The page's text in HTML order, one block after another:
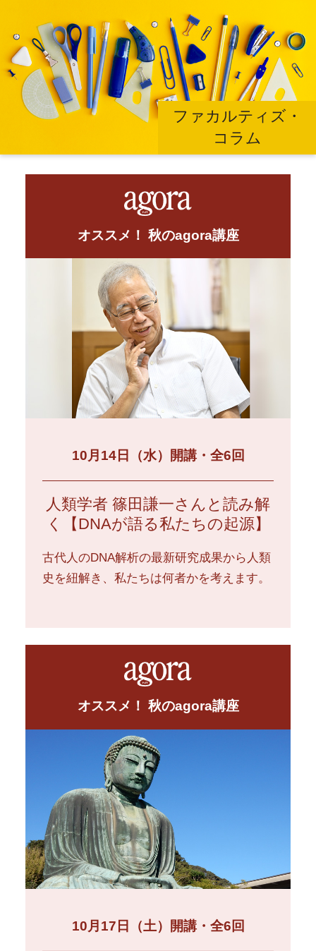
ファカルティズ・
コラム
オススメ！ 秋のagora講座
10月14日（水）開講・全6回
人類学者 篠田謙一さんと読み解
く【DNAが語る私たちの起源】
古代人のDNA解析の最新研究成果から人類
史を紐解き、私たちは何者かを考えます。
オススメ！ 秋のagora講座
10月17日（土）開講・全6回